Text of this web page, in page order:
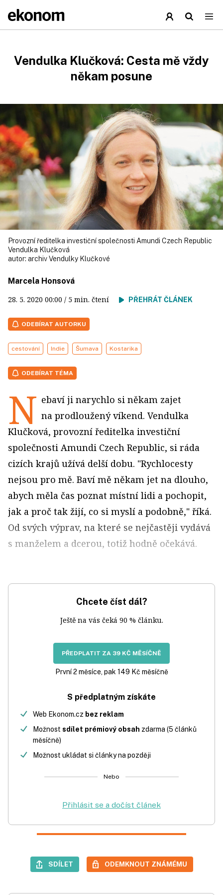
Vendulka Klučková: Cesta mě vždy
někam posune
Provozní ředitelka investiční společnosti Amundi Czech Republic
Vendulka Klučková
autor: archiv Vendulky Klučkové
Marcela Honsová
28. 5. 2020 00:00 / 5 min. čtení PŘEHRÁT ČLÁNEK
ODEBÍRAT AUTORKU
cestování Indie Šumava Kostarika
ODEBÍRAT TÉMA
N ebaví ji narychlo si někam zajet
na prodloužený víkend. Vendulka
Klučková, provozní ředitelka investiční
společnosti Amundi Czech Republic, si ráda
cizích krajů užívá delší dobu. "Rychlocesty
nejsou pro mě. Baví mě někam jet na dlouho,
abych měla čas poznat místní lidi a pochopit,
jak a proč tak žijí, co si myslí a podobně," říká.
Od svých výprav, na které se nejčastěji vydává
s manželem a dcerou, totiž hodně očekává.
Chcete číst dál?
Ještě na vás čeká 90 % článku.
PŘEDPLATIT ZA 39 KČ MĚSÍČNĚ
První 2 měsíce, pak 149 Kč měsíčně
S předplatným získáte
Web Ekonom.cz bez reklam
Možnost sdílet prémiový obsah zdarma (5 článků
měsíčně)
Možnost ukládat si články na později
Nebo
Přihlásit se a dočíst článek
SDÍLET ODEMKNOUT ZNÁMÉMU